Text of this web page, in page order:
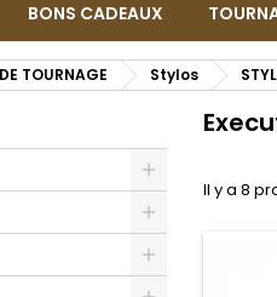
BONS CADEAUX
TOURNAGE Stylos
Toggle
Il y a 8